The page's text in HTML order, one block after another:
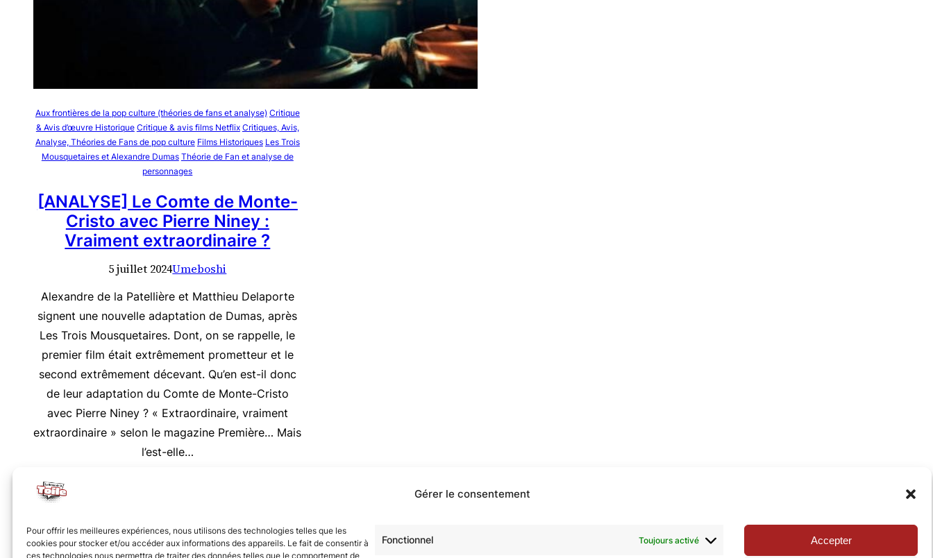
Gérer le consentement
Pour offrir les meilleures expériences, nous utilisons des technologies telles que les
cookies pour stocker et/ou accéder aux informations des appareils. Le fait de consentir à
ces technologies nous permettra de traiter des données telles que le comportement de
Fonctionnel Toujours activé Accepter
Aux frontières de la pop culture (théories de fans et analyse) Critique
& Avis d’œuvre Historique Critique & avis films Netflix Critiques, Avis,
Analyse, Théories de Fans de pop culture Films Historiques Les Trois
Mousquetaires et Alexandre Dumas Théorie de Fan et analyse de
personnages
[ANALYSE] Le Comte de Monte-
Cristo avec Pierre Niney :
Vraiment extraordinaire ?
5 juillet 2024Umeboshi
Alexandre de la Patellière et Matthieu Delaporte
signent une nouvelle adaptation de Dumas, après
Les Trois Mousquetaires. Dont, on se rappelle, le
premier film était extrêmement prometteur et le
second extrêmement décevant. Qu’en est-il donc
de leur adaptation du Comte de Monte-Cristo
avec Pierre Niney ? « Extraordinaire, vraiment
extraordinaire » selon le magazine Première… Mais
l’est-elle…
Nous vous invitons à rejoindre la communauté des étoilé·e·s en participant à notre groupe Facebook
. N’hésitez pas à nous suivre
sur tous nos réseaux !